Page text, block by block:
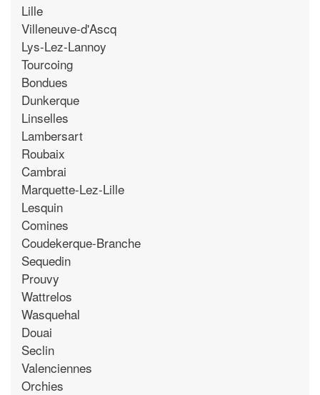
Lille
Villeneuve-d'Ascq
Lys-Lez-Lannoy
Tourcoing
Bondues
Dunkerque
Linselles
Lambersart
Roubaix
Cambrai
Marquette-Lez-Lille
Lesquin
Comines
Coudekerque-Branche
Sequedin
Prouvy
Wattrelos
Wasquehal
Douai
Seclin
Valenciennes
Orchies